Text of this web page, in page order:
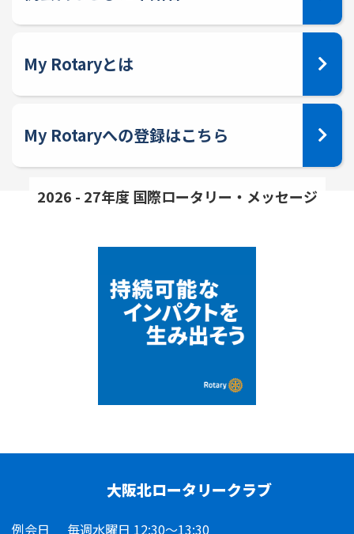
My Rotaryとは
My Rotaryへの登録はこちら
2026 - 27年度 国際ロータリー・メッセージ
大阪北ロータリークラブ
例会日 毎週水曜日 12:30～13:30